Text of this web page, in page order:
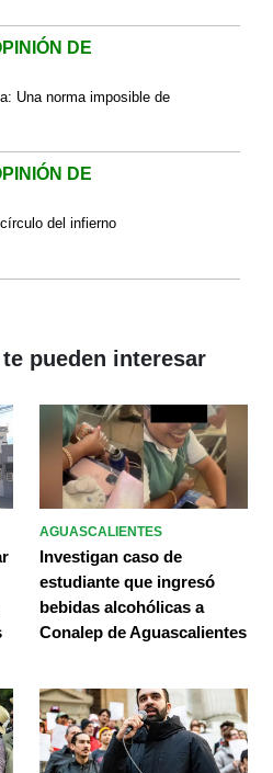
DE
Una norma imposible de
DE
del infierno
pueden interesar
AGUASCALIENTES
Investigan caso de
estudiante que ingresó
bebidas alcohólicas a
Conalep de Aguascalientes